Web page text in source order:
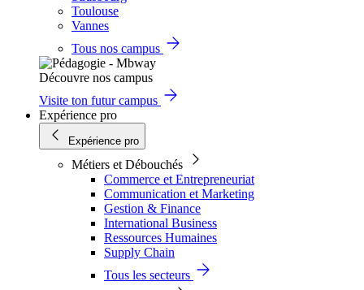
Toulouse
Vannes
Tous nos campus
Découvre nos campus
Visite ton futur campus
Expérience pro
Expérience pro
Métiers et Débouchés
Commerce et Entrepreneuriat
Communication et Marketing
Gestion & Finance
International Business
Ressources Humaines
Supply Chain
Tous les secteurs